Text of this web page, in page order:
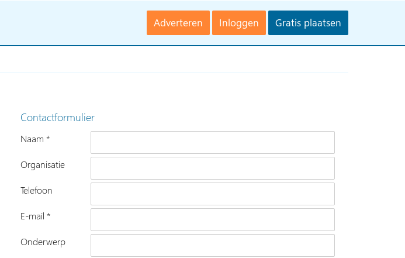
Adverteren Inloggen Gratis plaatsen
Contactformulier
Naam *
Organisatie
Telefoon
E-mail *
Onderwerp